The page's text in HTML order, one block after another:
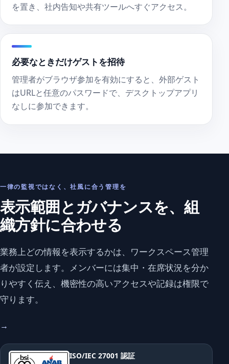
を置き、社内告知や共有ツールへすぐアクセス。
必要なときだけゲストを招待
管理者がブラウザ参加を有効にすると、外部ゲスト
はURLと任意のパスワードで、デスクトップアプリ
なしに参加できます。
一律の監視ではなく、社風に合う管理を
表示範囲とガバナンスを、組
織方針に合わせる
業務上どの情報を表示するかは、ワークスペース管理
者が設定します。メンバーには集中・在席状況を分か
りやすく伝え、機密性の高いアクセスや記録は権限で
守ります。
→
ISO/IEC 27001 認証